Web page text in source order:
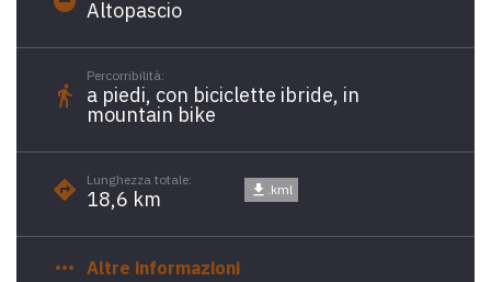
Altopascio
directions_walk
Percorribilità:
a piedi, con biciclette ibride, in
mountain bike
directions Lunghezza totale:
18,6 km get_app .kml
more_horiz Altre informazioni